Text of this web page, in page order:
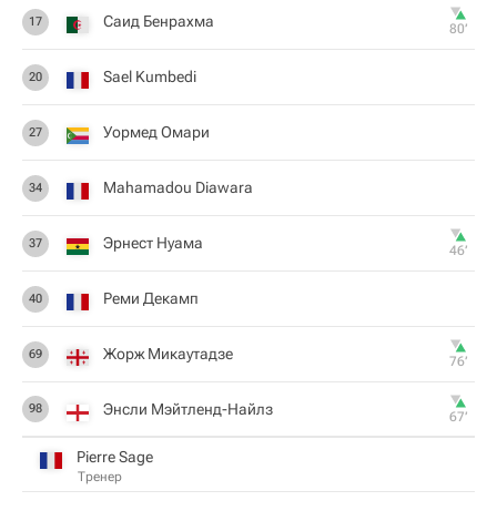
17 Саид Бенрахма 80‎’‎
20 Sael Kumbedi
27 Уормед Омари
34 Mahamadou Diawara
37 Эрнест Нуама 46‎’‎
40 Реми Декамп
69 Жорж Микаутадзе 76‎’‎
98 Энсли Мэйтленд-Найлз 67‎’‎
Pierre Sage
Тренер